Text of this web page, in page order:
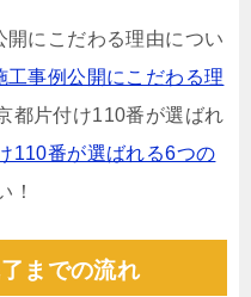
にこだわる理由につい
事例公開にこだわる理
都片付け110番が選ばれ
110番が選ばれる6つの
！
までの流れ